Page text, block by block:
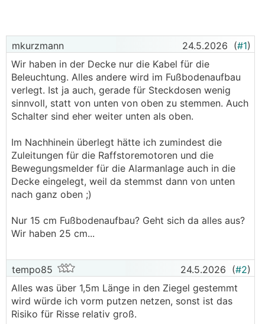
mkurzmann 24.5.2026 (#1)
Wir haben in der Decke nur die Kabel für die
Beleuchtung. Alles andere wird im Fußbodenaufbau
verlegt. Ist ja auch, gerade für Steckdosen wenig
sinnvoll, statt von unten von oben zu stemmen. Auch
Schalter sind eher weiter unten als oben.
Im Nachhinein überlegt hätte ich zumindest die
Zuleitungen für die Raffstoremotoren und die
Bewegungsmelder für die Alarmanlage auch in die
Decke eingelegt, weil da stemmst dann von unten
nach ganz oben ;)
Nur 15 cm Fußbodenaufbau? Geht sich da alles aus?
Wir haben 25 cm...
tempo85 24.5.2026 (#2)
Alles was über 1,5m Länge in den Ziegel gestemmt
wird würde ich vorm putzen netzen, sonst ist das
Risiko für Risse relativ groß.